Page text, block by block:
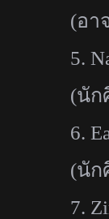
(อา
5.
(นัก
6.
(นัก
7.